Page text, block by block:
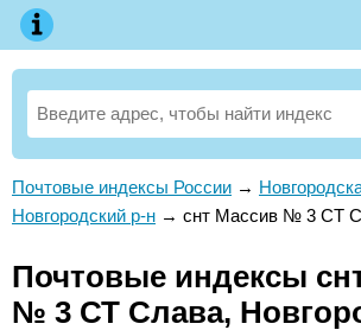
Почтовые индексы России →
Новгородский р-н → снт Массив № 3 СТ
Почтовые индексы
№ 3 СТ Слава,